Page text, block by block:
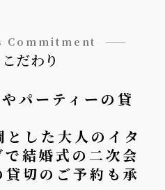
Commitment
だわり
パーティーの貸
した大人のイタ
で結婚式の二次会
切のご予約も承